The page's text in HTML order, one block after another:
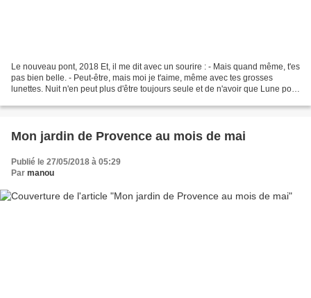
Le nouveau pont, 2018 Et, il me dit avec un sourire : - Mais quand même, t'es
pas bien belle. - Peut-être, mais moi je t'aime, même avec tes grosses
lunettes. Nuit n'en peut plus d'être toujours seule et de n'avoir que Lune pour
Mon jardin de Provence au mois de mai
Publié le 27/05/2018 à 05:29
Par manou